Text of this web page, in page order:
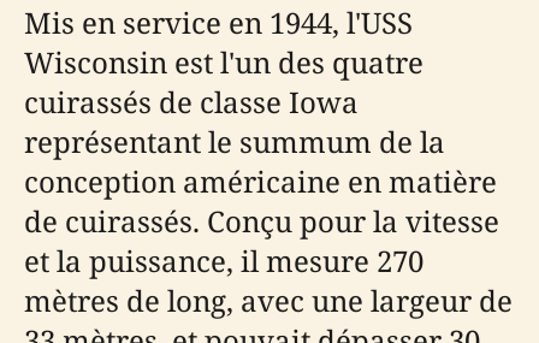
Mis en service en 1944, l'USS
Wisconsin est l'un des quatre
cuirassés de classe Iowa
représentant le summum de la
conception américaine en matière
de cuirassés. Conçu pour la vitesse
et la puissance, il mesure 270
mètres de long, avec une largeur de